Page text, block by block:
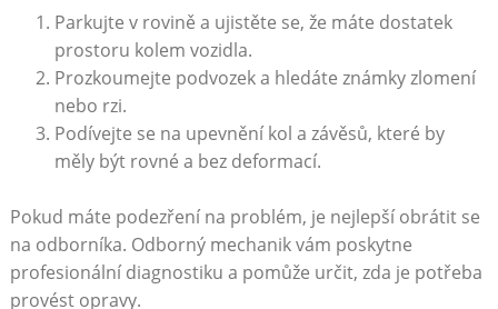
Parkujte v rovině a ujistěte se, že máte dostatek
prostoru kolem vozidla.
Prozkoumejte podvozek a hledáte⁤ známky zlomení
nebo rzi.
Podívejte‌ se na ​upevnění kol a závěsů, které by
měly být rovné a bez deformací.
Pokud máte podezření na problém, je nejlepší obrátit se
na odborníka.⁣ Odborný mechanik vám poskytne
profesionální diagnostiku a pomůže určit, zda je potřeba
provést opravy.